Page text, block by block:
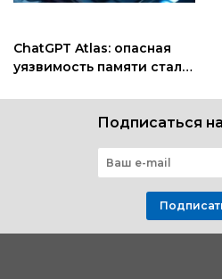
ChatGPT Atlas: опасная
уязвимость памяти стала
Подписаться